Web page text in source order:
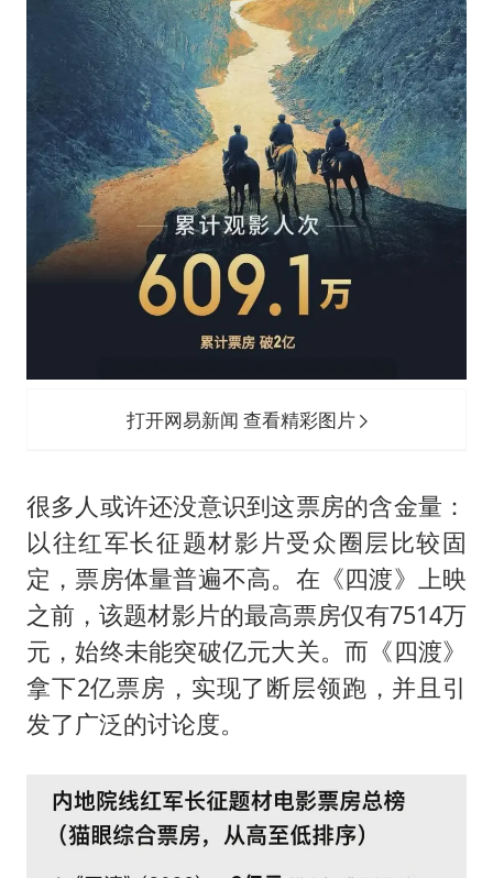
打开网易新闻 查看精彩图片
很多人或许还没意识到这票房的含金量：
以往红军长征题材影片受众圈层比较固
定，票房体量普遍不高。在《四渡》上映
之前，该题材影片的最高票房仅有7514万
元，始终未能突破亿元大关。而《四渡》
拿下2亿票房，实现了断层领跑，并且引
发了广泛的讨论度。